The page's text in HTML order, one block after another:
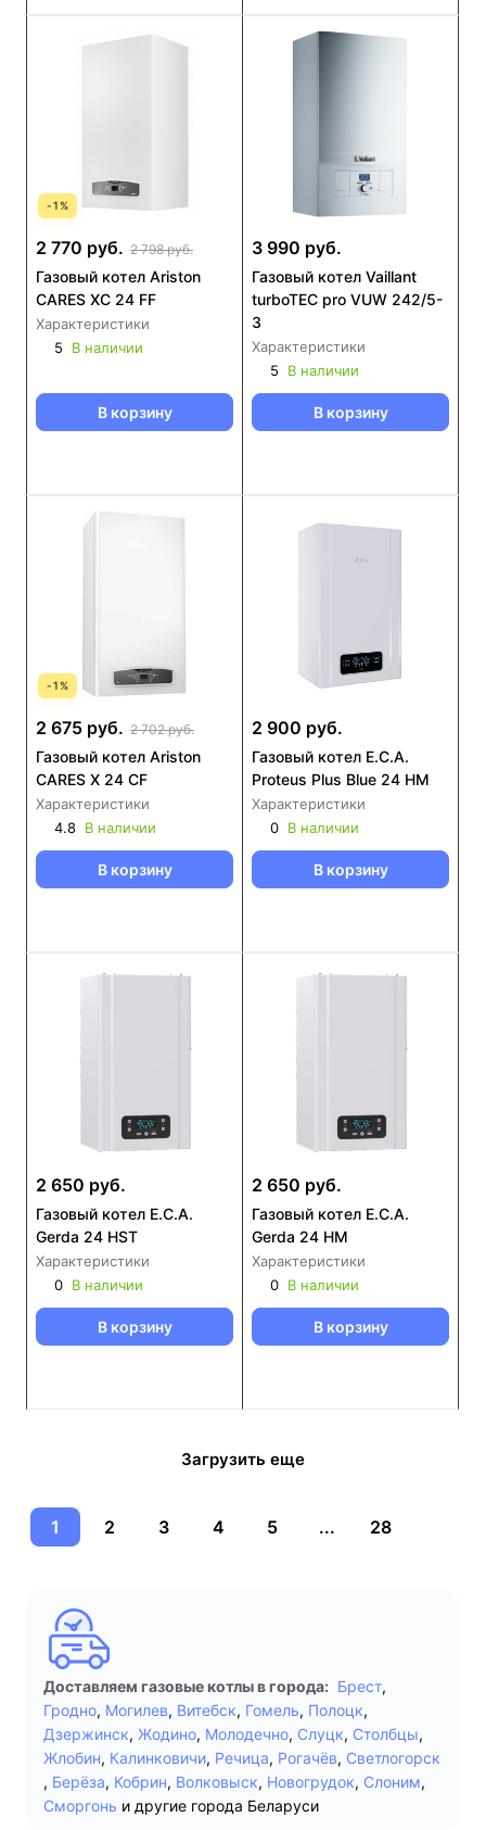
-1%
2 770 руб. 2 798 руб.
Газовый котел Ariston
CARES XC 24 FF
Характеристики
5
В наличии
В корзину
3 990 руб.
Газовый котел Vaillant
turboTEC pro VUW 242/5-
3
Характеристики
5
В наличии
В корзину
-1%
2 675 руб. 2 702 руб.
Газовый котел Ariston
CARES X 24 CF
Характеристики
4.8 В наличии
В корзину
2 900 руб.
Газовый котел E.C.A.
Proteus Plus Blue 24 HM
Характеристики
0 В наличии
В корзину
2 650 руб.
Газовый котел E.C.A.
Gerda 24 HST
Характеристики
0 В наличии
В корзину
2 650 руб.
Газовый котел E.C.A.
Gerda 24 HM
Характеристики
0 В наличии
В корзину
Загрузить еще
1 2 3 4 5 ... 28
Доставляем газовые котлы в города: Брест,
Гродно, Могилев, Витебск, Гомель, Полоцк,
Дзержинск, Жодино, Молодечно, Слуцк, Столбцы,
Жлобин, Калинковичи, Речица, Рогачёв, Светлогорск
, Берёза, Кобрин, Волковыск, Новогрудок, Слоним,
Сморгонь и другие города Беларуси